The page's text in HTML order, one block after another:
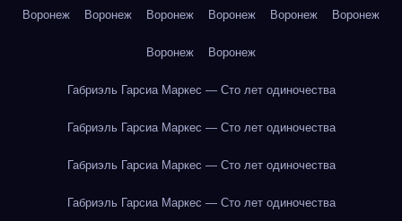
Воронеж Воронеж Воронеж Воронеж Воронеж Воронеж
Воронеж Воронеж
Габриэль Гарсиа Маркес — Сто лет одиночества
Габриэль Гарсиа Маркес — Сто лет одиночества
Габриэль Гарсиа Маркес — Сто лет одиночества
Габриэль Гарсиа Маркес — Сто лет одиночества